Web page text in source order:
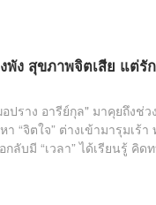
ดู
นิ
พัง สุขภาพจิตเสีย แต่รั
ปราง อารีย์กุล" มาคุยถึงช่ว
“จิตใจ” ต่างเข้ามารุมเร้า
ลับมี “เวลา” ได้เรียนรู้ คิด